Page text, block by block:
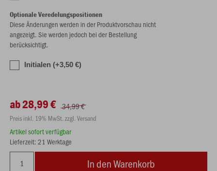
Optionale Veredelungspositionen
Diese Änderungen werden in der Produktvorschau nicht
angezeigt. Sie werden jedoch bei der Bestellung
berücksichtigt.
Initialen (+3,50 €)
ab 28,99 € 34,99 €
Preis inkl. 19% MwSt. zzgl. Versand
Artikel sofort verfügbar
Lieferzeit: 21 Werktage
In den Warenkorb